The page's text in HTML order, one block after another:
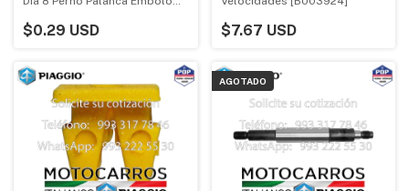
$0.29 USD $7.67 USD
AGOTADO